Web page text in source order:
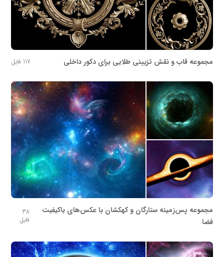
مجموعه قاب و نقش تزیینی طلایی برای دکور داخلی 117 فایل
مجموعه پس‌زمینه ستارگان و کهکشان با عکس‌های باکیفیت
فضا
38
فایل